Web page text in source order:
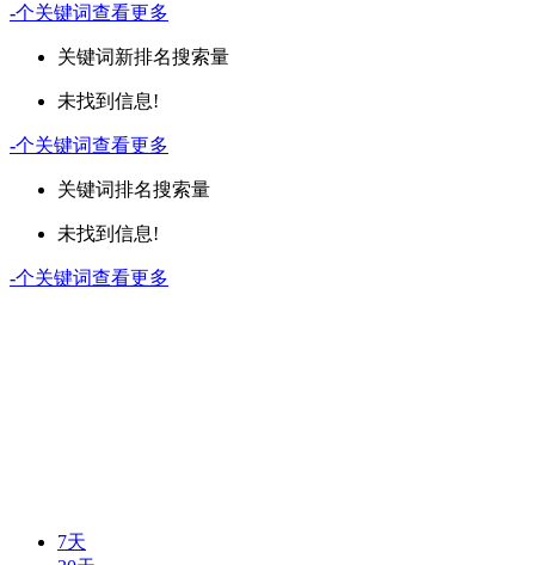
-个关键词查看更多
关键词新排名搜索量
未找到信息!
-个关键词查看更多
关键词排名搜索量
未找到信息!
-个关键词查看更多
7天